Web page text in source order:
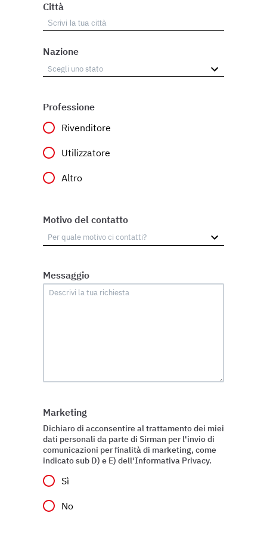
Città
Nazione
Professione
Rivenditore
Utilizzatore
Altro
Motivo del contatto
Messaggio
Marketing
Dichiaro di acconsentire al trattamento dei miei
dati personali da parte di Sirman per l'invio di
comunicazioni per finalità di marketing, come
indicato sub D) e E) dell'Informativa Privacy.
Sì
No